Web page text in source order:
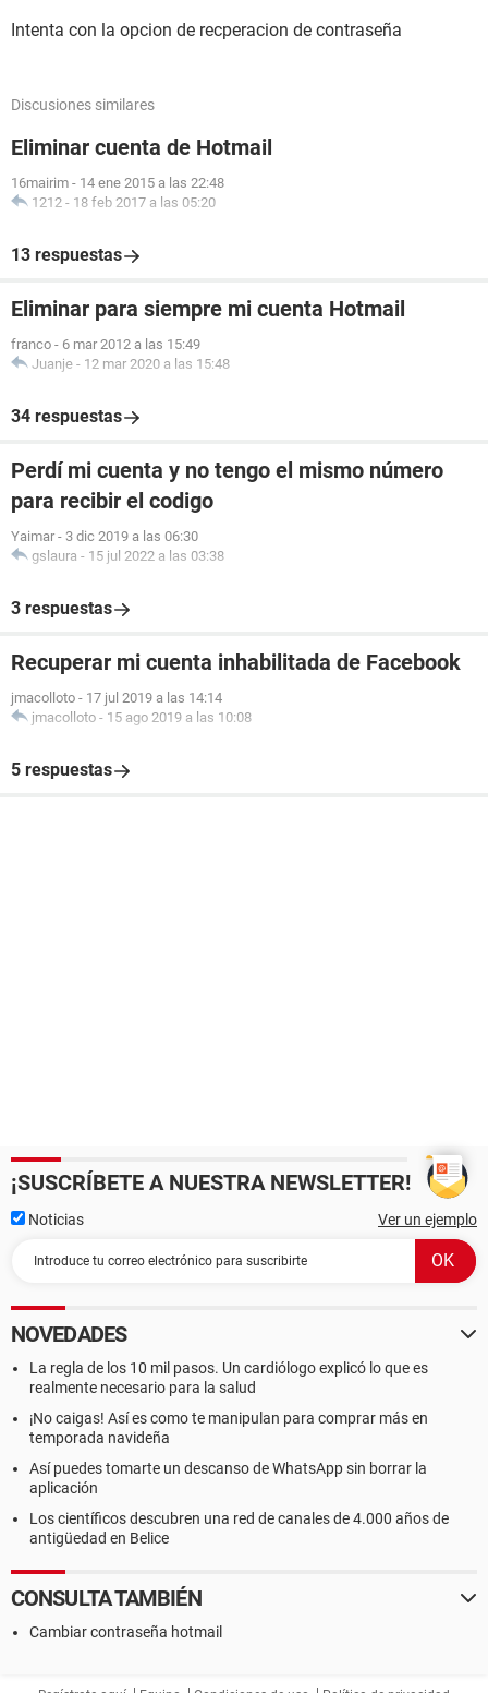
Intenta con la opcion de recperacion de contraseña
Discusiones similares
Eliminar cuenta de Hotmail
16mairim - 14 ene 2015 a las 22:48
1212 - 18 feb 2017 a las 05:20
13 respuestas
Eliminar para siempre mi cuenta Hotmail
franco - 6 mar 2012 a las 15:49
Juanje - 12 mar 2020 a las 15:48
34 respuestas
Perdí mi cuenta y no tengo el mismo número
para recibir el codigo
Yaimar - 3 dic 2019 a las 06:30
gslaura - 15 jul 2022 a las 03:38
3 respuestas
Recuperar mi cuenta inhabilitada de Facebook
jmacolloto - 17 jul 2019 a las 14:14
jmacolloto - 15 ago 2019 a las 10:08
5 respuestas
¡SUSCRÍBETE A NUESTRA NEWSLETTER!
Noticias Ver un ejemplo
NOVEDADES
La regla de los 10 mil pasos. Un cardiólogo explicó lo que es
realmente necesario para la salud
¡No caigas! Así es como te manipulan para comprar más en
temporada navideña
Así puedes tomarte un descanso de WhatsApp sin borrar la
aplicación
Los científicos descubren una red de canales de 4.000 años de
antigüedad en Belice
CONSULTA TAMBIÉN
Cambiar contraseña hotmail